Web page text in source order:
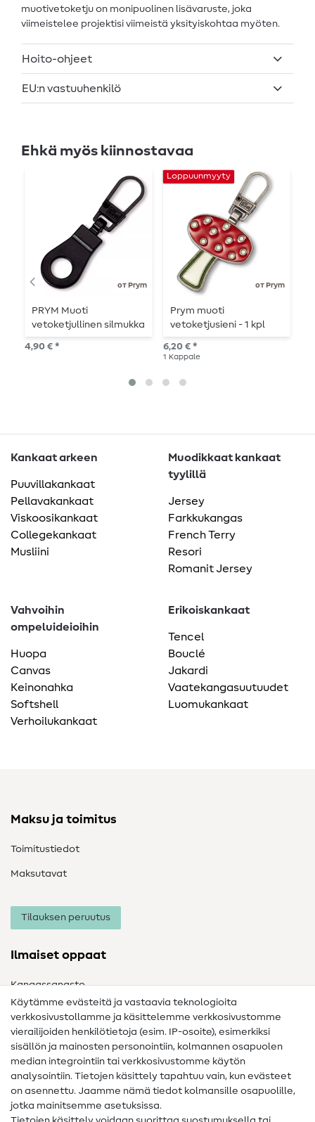
muotivetoketju on monipuolinen lisävaruste, joka
viimeistelee projektisi viimeistä yksityiskohtaa myöten.
Hoito-ohjeet
EU:n vastuuhenkilö
Ehkä myös kiinnostavaa
от Prym
PRYM Muoti
vetoketjullinen silmukka
- musta
4,90 € *
от Prym
Loppuunmyyty
Prym muoti
vetoketjusieni - 1 kpl
6,20 € *
1 Kappale
Kankaat arkeen
Puuvillakankaat
Pellavakankaat
Viskoosikankaat
Collegekankaat
Musliini
Muodikkaat kankaat
tyylillä
Jersey
Farkkukangas
French Terry
Resori
Romanit Jersey
Vahvoihin
ompeluideioihin
Huopa
Canvas
Keinonahka
Softshell
Verhoilukankaat
Erikoiskankaat
Tencel
Bouclé
Jakardi
Vaatekangasuutuudet
Luomukankaat
Maksu ja toimitus
Toimitustiedot
Maksutavat
Tilauksen peruutus
Ilmaiset oppaat
Kangassanasto
Ompelusanasto
Ompeluohjeet
Apua ja yhteystiedot
Yhteystiedot
Tietoa omistajanvaihdoksesta
Käytämme evästeitä ja vastaavia teknologioita
verkkosivustollamme ja käsittelemme verkkosivustomme
vierailijoiden henkilötietoja (esim. IP-osoite), esimerkiksi
sisällön ja mainosten personointiin, kolmannen osapuolen
median integrointiin tai verkkosivustomme käytön
analysointiin. Tietojen käsittely tapahtuu vain, kun evästeet
on asennettu. Jaamme nämä tiedot kolmansille osapuolille,
jotka mainitsemme asetuksissa.